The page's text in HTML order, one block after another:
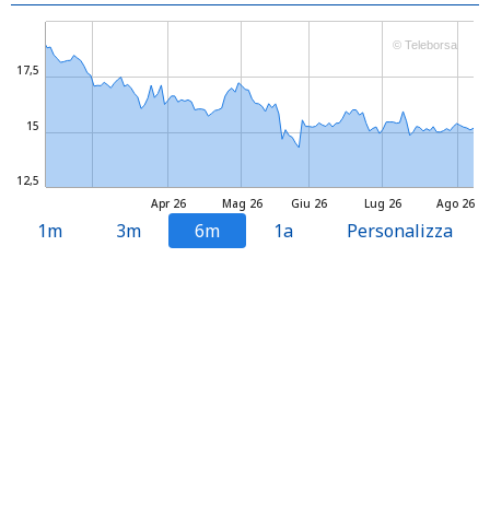
Mag 26 Lug 26
Apr 26 Giu 26 Ago 26
12,5
15
17,5
© Teleborsa
1m 3m 6m 1a Personalizza